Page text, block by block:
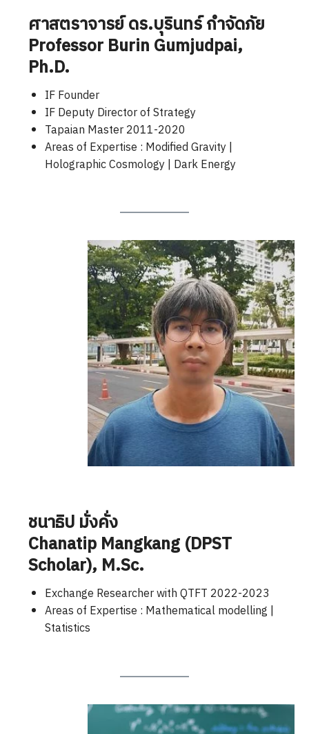
ศาสตราจารย์ ดร.บุรินทร์ กำจัดภัย
Professor Burin Gumjudpai,
Ph.D.
IF Founder
IF Deputy Director of Strategy
Tapaian Master 2011-2020
Areas of Expertise : Modified Gravity |
Holographic Cosmology | Dark Energy
ชนาธิป มั่งคั่ง
Chanatip Mangkang (DPST
Scholar), M.Sc.
Exchange Researcher with QTFT 2022-2023
Areas of Expertise : Mathematical modelling |
Statistics